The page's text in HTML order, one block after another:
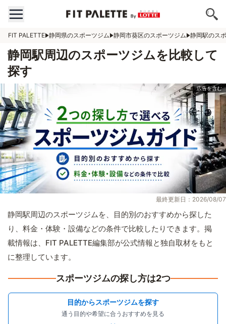
FIT PALETTE 静岡県のスポーツジム 静岡市葵区のスポーツジム 静岡駅のス
静岡駅周辺のスポーツジムを比較して
探す
最終更新日：2026/08/07
静岡駅周辺のスポーツジムを、目的別のおすすめから探した
り、料金・体験・設備などの条件で比較したりできます。掲
載情報は、FIT PALETTE編集部が公式情報と独自取材をもと
に整理しています。
スポーツジムの探し方は2つ
目的からスポーツジムを探す
通う目的や希望に合うおすすめを見る